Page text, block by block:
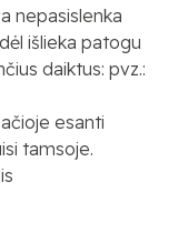
nepasislenka
išlieka patogu
daiktus: pvz.:
esanti
tamsoje.